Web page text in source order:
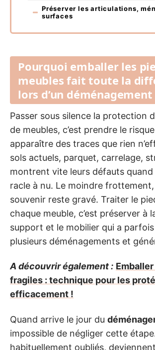
Préserver les articulations,
surfaces
Pourquoi emballer les
meubles fait toute la
lors d’un déménagement
Passer sous silence la protection
de meubles, c’est prendre le
apparaître des traces que rien
sols actuels, parquet, carrelage,
montrent vite leurs défauts quand
racle à nu. Le moindre
souvenir reste gravé. Traiter le
chaque meuble, c’est préserver à
support et le mobilier qui a
plusieurs déménagements et
A découvrir également :
fragiles : technique pour les
efficacement !
Quand arrive le jour du
impossible de négliger cette
habituellement oubliés,